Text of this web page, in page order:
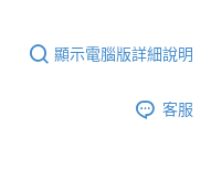
顯示電腦版詳細說明
客服